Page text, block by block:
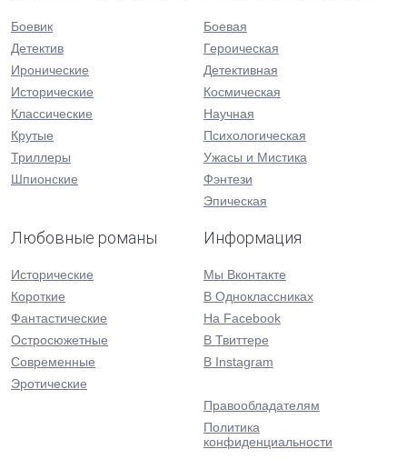
Боевик
Детектив
Иронические
Исторические
Классические
Крутые
Триллеры
Шпионские
Боевая
Героическая
Детективная
Космическая
Научная
Психологическая
Ужасы и Мистика
Фэнтези
Эпическая
Любовные романы
Исторические
Короткие
Фантастические
Остросюжетные
Современные
Эротические
Информация
Мы Вконтакте
В Одноклассниках
На Facebook
В Твиттере
В Instagram
Правообладателям
Политика
конфиденциальности